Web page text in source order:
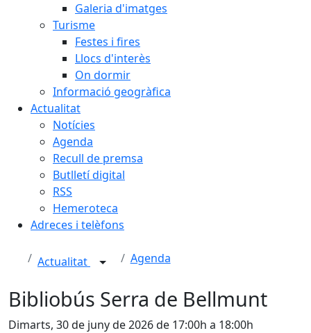
Galeria d'imatges
Turisme
Festes i fires
Llocs d'interès
On dormir
Informació geogràfica
Actualitat
Notícies
Agenda
Recull de premsa
Butlletí digital
RSS
Hemeroteca
Adreces i telèfons
Actualitat Agenda
Bibliobús Serra de Bellmunt
Dimarts, 30 de juny de 2026 de 17:00h a 18:00h